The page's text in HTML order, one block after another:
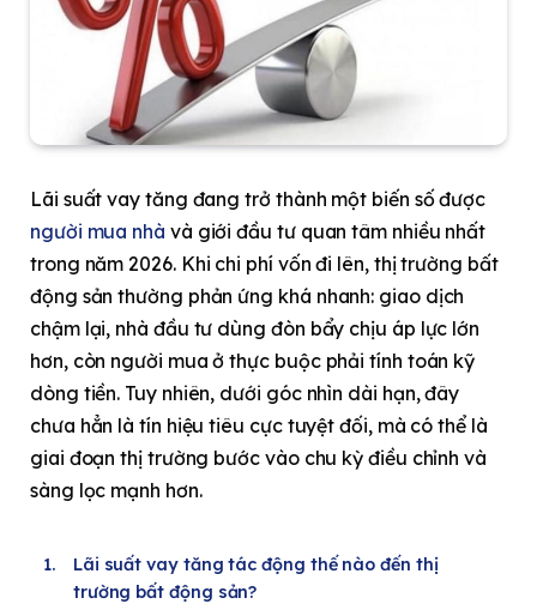
Lãi suất vay tăng đang trở thành một biến số được
người mua nhà và giới đầu tư quan tâm nhiều nhất
trong năm 2026. Khi chi phí vốn đi lên, thị trường bất
động sản thường phản ứng khá nhanh: giao dịch
chậm lại, nhà đầu tư dùng đòn bẩy chịu áp lực lớn
hơn, còn người mua ở thực buộc phải tính toán kỹ
dòng tiền. Tuy nhiên, dưới góc nhìn dài hạn, đây
chưa hẳn là tín hiệu tiêu cực tuyệt đối, mà có thể là
giai đoạn thị trường bước vào chu kỳ điều chỉnh và
sàng lọc mạnh hơn.
Lãi suất vay tăng tác động thế nào đến thị
trường bất động sản?